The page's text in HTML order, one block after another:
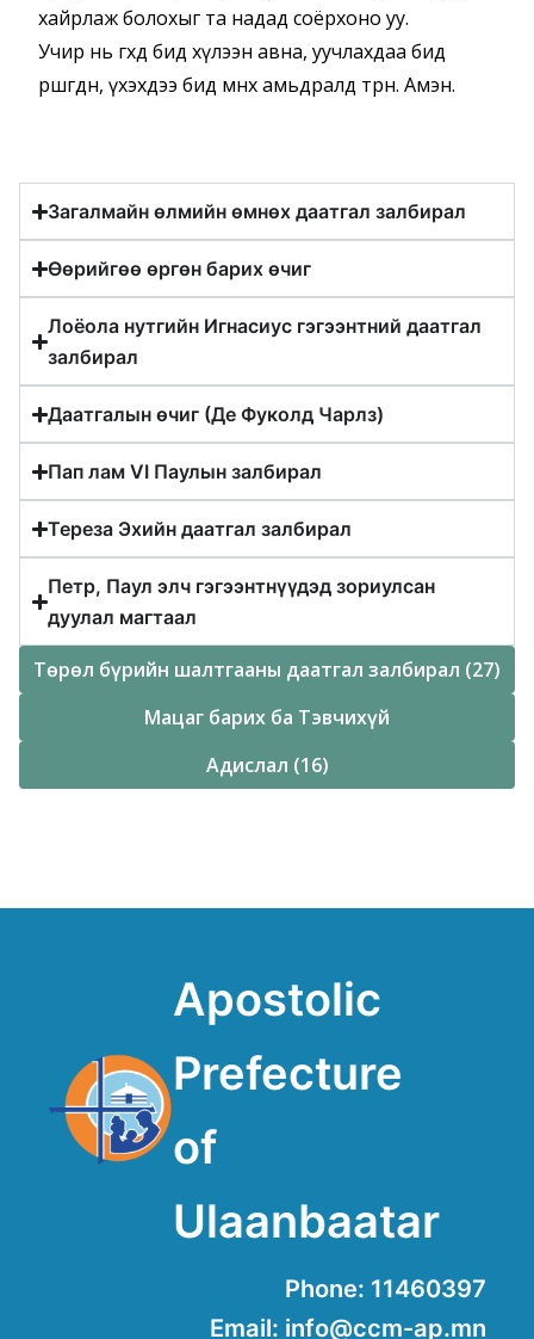
хайрлаж болохыг та надад соёрхоно уу.
Учир нь өгөхдөө бид хүлээн авна, уучлахдаа бид
өршөөгдөнө, үхэхдээ бид мөнх амьдралд төрнө. Амэн.
Загалмайн өлмийн өмнөх даатгал залбирал
Өөрийгөө өргөн барих өчиг
Лоёола нутгийн Игнасиус гэгээнтний даатгал
залбирал
Даатгалын өчиг (Де Фуколд Чарлз)
Пап лам VI Паулын залбирал
Тереза Эхийн даатгал залбирал
Петр, Паул элч гэгээнтнүүдэд зориулсан
дуулал магтаал
Төрөл бүрийн шалтгааны даатгал залбирал (27)
Мацаг барих ба Тэвчихүй
Адислал (16)
Apostolic
Prefecture
of
Ulaanbaatar
Phone: 11460397
Email: info@ccm-ap.mn